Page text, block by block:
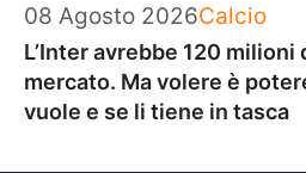
08 Agosto 2026Categorie
Calcio
L’Inter avrebbe 120 milioni
mercato. Ma volere è
vuole e se li tiene in tasca